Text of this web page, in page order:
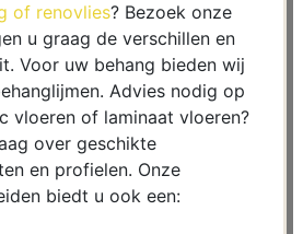
of renovlies? Bezoek onze
u graag de verschillen en
Voor uw behang bieden wij
Advies nodig op
vloeren of laminaat vloeren?
over geschikte
en profielen. Onze
biedt u ook een: